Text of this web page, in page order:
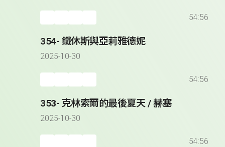
54:56
354- 鐵休斯與亞莉雅德妮
2025-10-30
54:56
353- 克林索爾的最後夏天 / 赫塞
2025-10-30
54:56